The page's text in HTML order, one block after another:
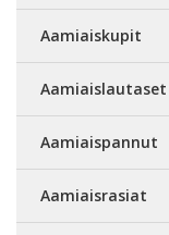
Aamiaiskupit
Aamiaislautaset
Aamiaispannut
Aamiaisrasiat